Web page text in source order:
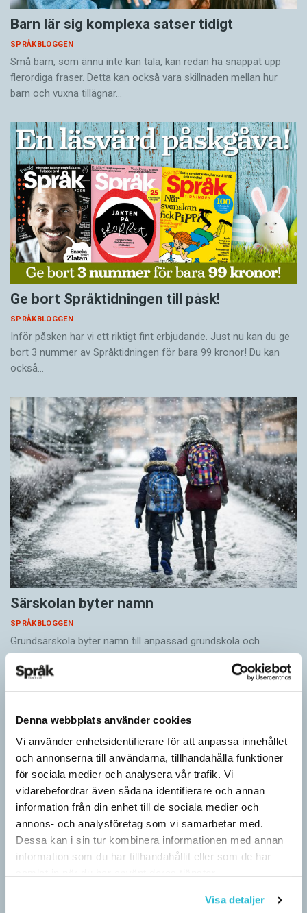
Denna webbplats använder cookies
Vi använder enhetsidentifierare för att anpassa innehållet
och annonserna till användarna, tillhandahålla funktioner
för sociala medier och analysera vår trafik. Vi
vidarebefordrar även sådana identifierare och annan
information från din enhet till de sociala medier och
annons- och analysföretag som vi samarbetar med.
Dessa kan i sin tur kombinera informationen med annan
information som du har tillhandahållit eller som de har
Visa detaljer
Barn lär sig komplexa satser tidigt
SPRÅKBLOGGEN
Små barn, som ännu inte kan tala, kan redan ha snappat upp
flerordiga fraser. Detta kan också vara skillnaden mellan hur
barn och vuxna tillägnar…
Ge bort Språktidningen till påsk!
SPRÅKBLOGGEN
Inför påsken har vi ett riktigt fint erbjudande. Just nu kan du ge
bort 3 nummer av Språktidningen för bara 99 kronor! Du kan
också…
Särskolan byter namn
SPRÅKBLOGGEN
Grundsärskola byter namn till anpassad grundskola och
gymnasiesärskolan till anpassad gymnasieskola. En som har
stor del i att detta namnbyte sker är artonåriga Leo Lust…